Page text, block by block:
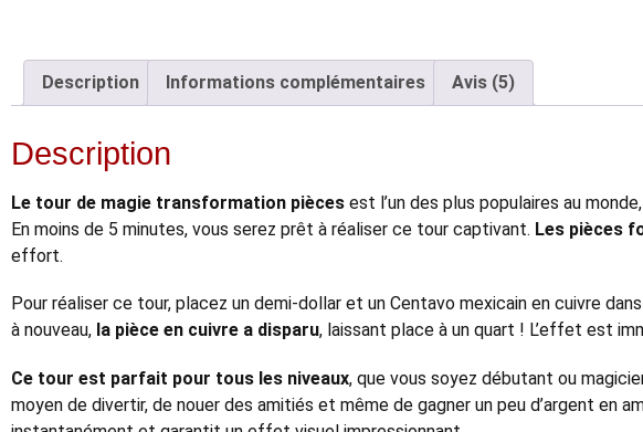
Description Informations complémentaires Avis (5)
Description
Le tour de magie transformation pièces est l’un des plus populaires au
En moins de 5 minutes, vous serez prêt à réaliser ce tour captivant. Les pièces
effort.
Pour réaliser ce tour, placez un demi-dollar et un Centavo mexicain en cuivre
à nouveau, la pièce en cuivre a disparu, laissant place à un quart ! L’effet est
Ce tour est parfait pour tous les niveaux, que vous soyez débutant ou
moyen de divertir, de nouer des amitiés et même de gagner un peu d’argent en